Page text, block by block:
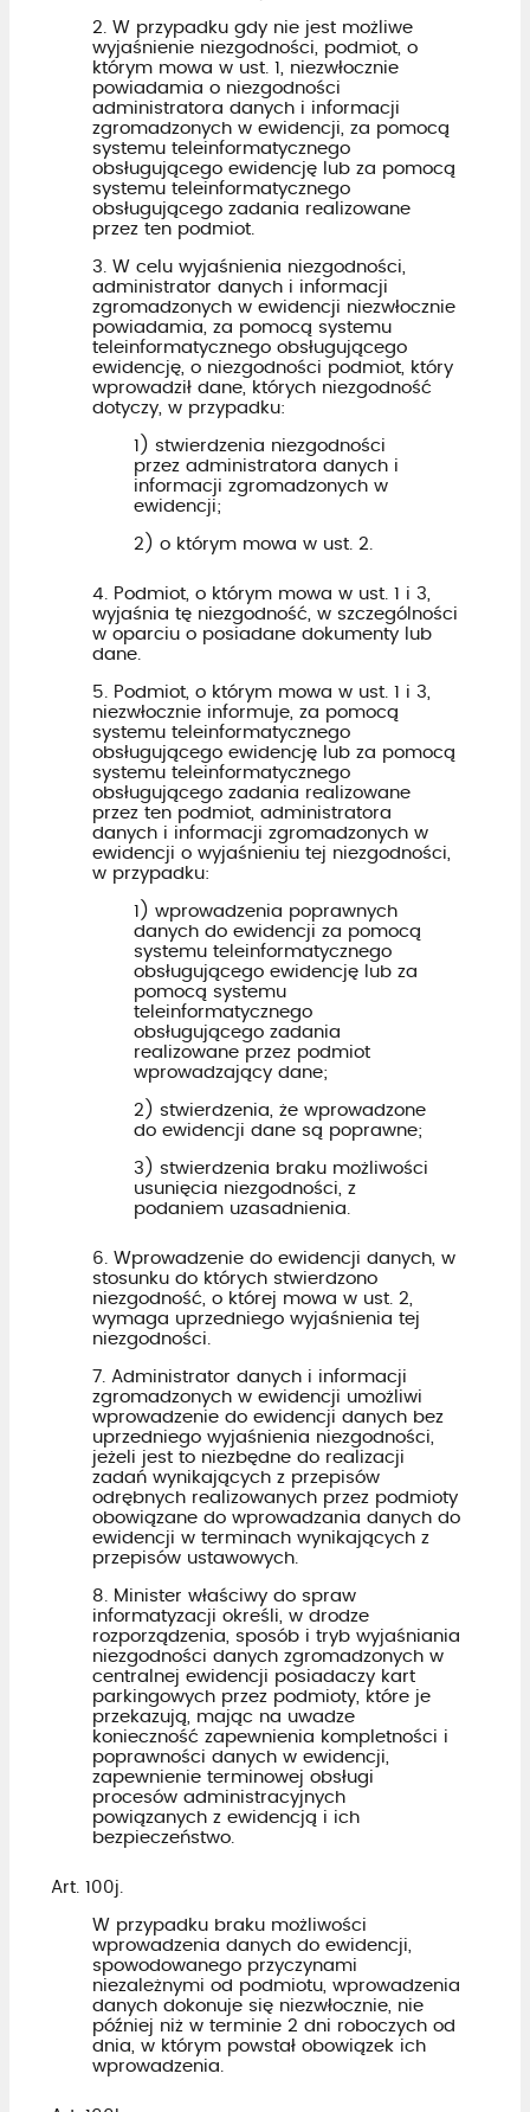
2. W przypadku gdy nie jest możliwe
wyjaśnienie niezgodności, podmiot, o
którym mowa w ust. 1, niezwłocznie
powiadamia o niezgodności
administratora danych i informacji
zgromadzonych w ewidencji, za pomocą
systemu teleinformatycznego
obsługującego ewidencję lub za pomocą
systemu teleinformatycznego
obsługującego zadania realizowane
przez ten podmiot.
3. W celu wyjaśnienia niezgodności,
administrator danych i informacji
zgromadzonych w ewidencji niezwłocznie
powiadamia, za pomocą systemu
teleinformatycznego obsługującego
ewidencję, o niezgodności podmiot, który
wprowadził dane, których niezgodność
dotyczy, w przypadku:
1) stwierdzenia niezgodności
przez administratora danych i
informacji zgromadzonych w
ewidencji;
2) o którym mowa w ust. 2.
4. Podmiot, o którym mowa w ust. 1 i 3,
wyjaśnia tę niezgodność, w szczególności
w oparciu o posiadane dokumenty lub
dane.
5. Podmiot, o którym mowa w ust. 1 i 3,
niezwłocznie informuje, za pomocą
systemu teleinformatycznego
obsługującego ewidencję lub za pomocą
systemu teleinformatycznego
obsługującego zadania realizowane
przez ten podmiot, administratora
danych i informacji zgromadzonych w
ewidencji o wyjaśnieniu tej niezgodności,
w przypadku:
1) wprowadzenia poprawnych
danych do ewidencji za pomocą
systemu teleinformatycznego
obsługującego ewidencję lub za
pomocą systemu
teleinformatycznego
obsługującego zadania
realizowane przez podmiot
wprowadzający dane;
2) stwierdzenia, że wprowadzone
do ewidencji dane są poprawne;
3) stwierdzenia braku możliwości
usunięcia niezgodności, z
podaniem uzasadnienia.
6. Wprowadzenie do ewidencji danych, w
stosunku do których stwierdzono
niezgodność, o której mowa w ust. 2,
wymaga uprzedniego wyjaśnienia tej
niezgodności.
7. Administrator danych i informacji
zgromadzonych w ewidencji umożliwi
wprowadzenie do ewidencji danych bez
uprzedniego wyjaśnienia niezgodności,
jeżeli jest to niezbędne do realizacji
zadań wynikających z przepisów
odrębnych realizowanych przez podmioty
obowiązane do wprowadzania danych do
ewidencji w terminach wynikających z
przepisów ustawowych.
8. Minister właściwy do spraw
informatyzacji określi, w drodze
rozporządzenia, sposób i tryb wyjaśniania
niezgodności danych zgromadzonych w
centralnej ewidencji posiadaczy kart
parkingowych przez podmioty, które je
przekazują, mając na uwadze
konieczność zapewnienia kompletności i
poprawności danych w ewidencji,
zapewnienie terminowej obsługi
procesów administracyjnych
powiązanych z ewidencją i ich
bezpieczeństwo.
Art. 100j.
W przypadku braku możliwości
wprowadzenia danych do ewidencji,
spowodowanego przyczynami
niezależnymi od podmiotu, wprowadzenia
danych dokonuje się niezwłocznie, nie
później niż w terminie 2 dni roboczych od
dnia, w którym powstał obowiązek ich
wprowadzenia.